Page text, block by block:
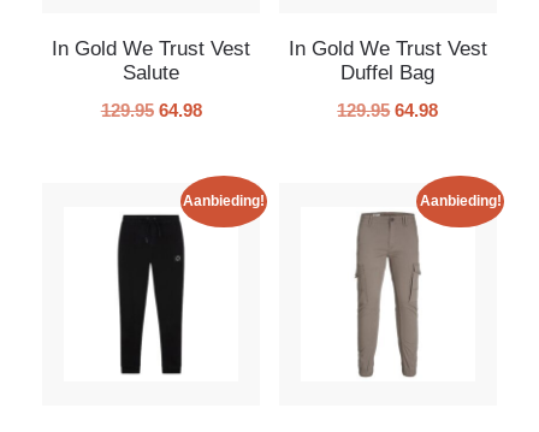
In Gold We Trust Vest
Salute
129.95 64.98
In Gold We Trust Vest
Duffel Bag
129.95 64.98
Aanbieding! Aanbieding!